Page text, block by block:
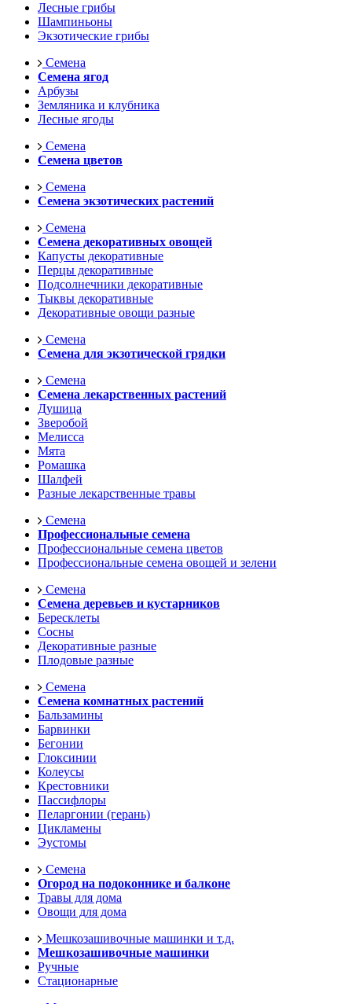
Лесные грибы
Шампиньоны
Экзотические грибы
Семена
Семена ягод
Арбузы
Земляника и клубника
Лесные ягоды
Семена
Семена цветов
Семена
Семена экзотических растений
Семена
Семена декоративных овощей
Капусты декоративные
Перцы декоративные
Подсолнечники декоративные
Тыквы декоративные
Декоративные овощи разные
Семена
Семена для экзотической грядки
Семена
Семена лекарственных растений
Душица
Зверобой
Мелисса
Мята
Ромашка
Шалфей
Разные лекарственные травы
Семена
Профессиональные семена
Профессиональные семена цветов
Профессиональные семена овощей и зелени
Семена
Семена деревьев и кустарников
Бересклеты
Сосны
Декоративные разные
Плодовые разные
Семена
Семена комнатных растений
Бальзамины
Барвинки
Бегонии
Глоксинии
Колеусы
Крестовники
Пассифлоры
Пеларгонии (герань)
Цикламены
Эустомы
Семена
Огород на подоконнике и балконе
Травы для дома
Овощи для дома
Мешкозашивочные машинки и т.д.
Мешкозашивочные машинки
Ручные
Стационарные